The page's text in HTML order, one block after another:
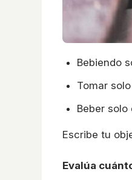
Bebiendo
Tomar
Beber
Escribe tu
Evalúa